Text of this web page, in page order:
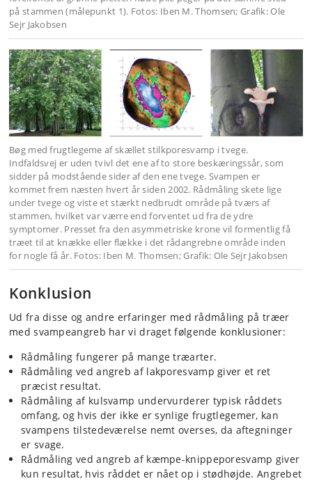
på stammen (målepunkt 1). Fotos: Iben M. Thomsen; Grafik: Ole
Sejr Jakobsen
Bøg med frugtlegeme af skællet stilkporesvamp i tvege.
Indfaldsvej er uden tvivl det ene af to store beskæringssår, som
sidder på modstående sider af den ene tvege. Svampen er
kommet frem næsten hvert år siden 2002. Rådmåling skete lige
under tvege og viste et stærkt nedbrudt område på tværs af
stammen, hvilket var værre end forventet ud fra de ydre
symptomer. Presset fra den asymmetriske krone vil formentlig få
træet til at knække eller flække i det rådangrebne område inden
for nogle få år. Fotos: Iben M. Thomsen; Grafik: Ole Sejr Jakobsen
Konklusion
Ud fra disse og andre erfaringer med rådmåling på træer
med svampeangreb har vi draget følgende konklusioner:
Rådmåling fungerer på mange træarter.
Rådmåling ved angreb af lakporesvamp giver et ret
præcist resultat.
Rådmåling af kulsvamp undervurderer typisk råddets
omfang, og hvis der ikke er synlige frugtlegemer, kan
svampens tilstedeværelse nemt overses, da aftegninger
er svage.
Rådmåling ved angreb af kæmpe-knippeporesvamp giver
kun resultat, hvis råddet er nået op i stødhøjde. Angrebet